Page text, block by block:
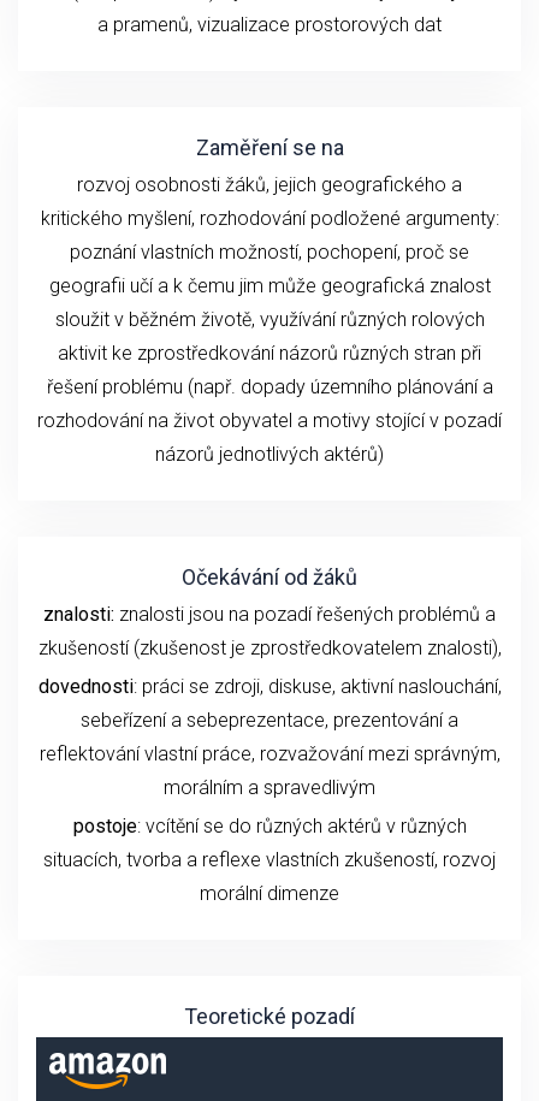
a pramenů, vizualizace prostorových dat
Zaměření se na
rozvoj osobnosti žáků, jejich geografického a
kritického myšlení, rozhodování podložené argumenty:
poznání vlastních možností, pochopení, proč se
geografii učí a k čemu jim může geografická znalost
sloužit v běžném životě, využívání různých rolových
aktivit ke zprostředkování názorů různých stran při
řešení problému (např. dopady územního plánování a
rozhodování na život obyvatel a motivy stojící v pozadí
názorů jednotlivých aktérů)
Očekávání od žáků
znalosti: znalosti jsou na pozadí řešených problémů a
zkušeností (zkušenost je zprostředkovatelem znalosti),
dovednosti: práci se zdroji, diskuse, aktivní naslouchání,
sebeřízení a sebeprezentace, prezentování a
reflektování vlastní práce, rozvažování mezi správným,
morálním a spravedlivým
postoje: vcítění se do různých aktérů v různých
situacích, tvorba a reflexe vlastních zkušeností, rozvoj
morální dimenze
Teoretické pozadí